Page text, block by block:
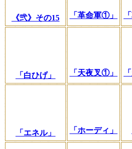
《弐》その15 「革命軍①」
「白ひげ」 「天夜叉①」
「エネル」 「ホーディ」